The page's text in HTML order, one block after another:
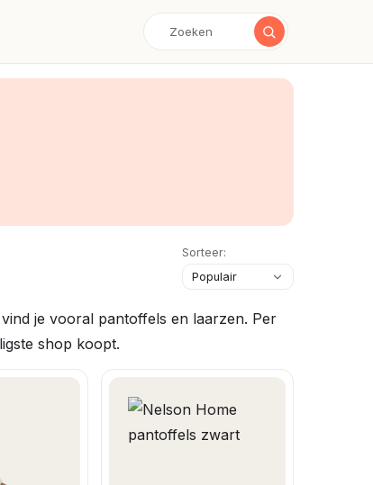
Sorteer:
je vooral pantoffels en laarzen. Per
shop koopt.